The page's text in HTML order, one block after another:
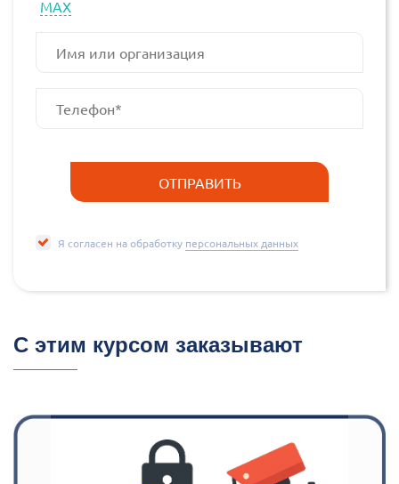
МАХ
Я согласен на обработку персональных данных
С этим курсом заказывают